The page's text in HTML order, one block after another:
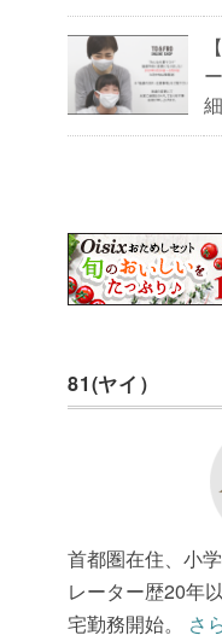
81(ヤイ）
首都圏在住、小
レーター歴20年
宅勤務開始。 さ